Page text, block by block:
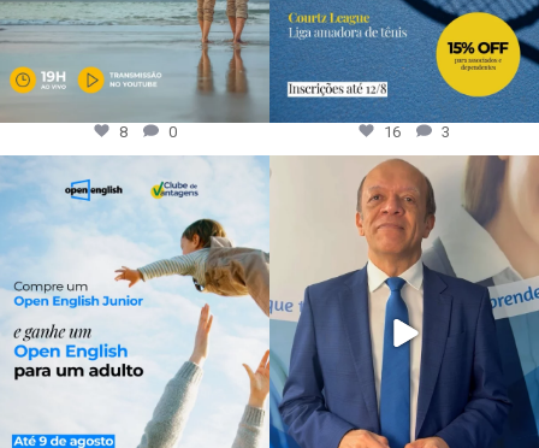
8 0 16 3